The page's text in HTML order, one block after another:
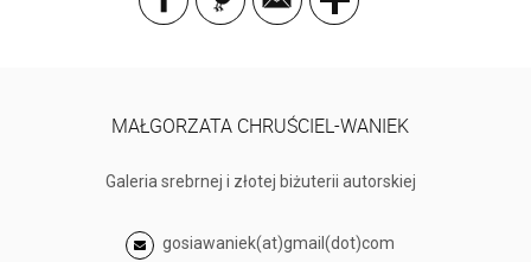
MAŁGORZATA CHRUŚCIEL-WANIEK
Galeria srebrnej i złotej biżuterii autorskiej
gosiawaniek(at)gmail(dot)com